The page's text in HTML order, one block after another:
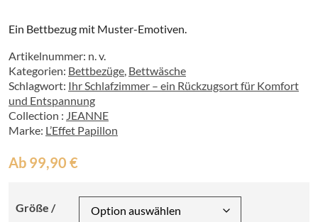
Ein Bettbezug mit Muster-Emotiven.
Artikelnummer: n. v.
Kategorien: Bettbezüge Bettwäsche
Schlagwort: Ihr Schlafzimmer – ein Rückzugsort für Komfort
und Entspannung
Collection : JEANNE
Marke: L’Effet Papillon
Ab 99,90 €
Größe /